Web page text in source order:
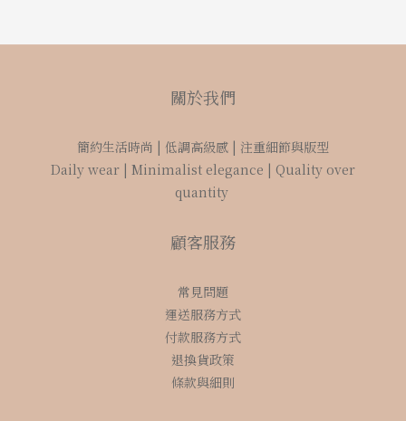
關於我們
簡約生活時尚 | 低調高級感 | 注重細節與版型
Daily wear | Minimalist elegance | Quality over
quantity
顧客服務
常見問題
運送服務方式
付款服務方式
退換貨政策
條款與細則